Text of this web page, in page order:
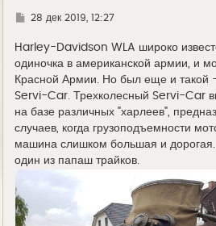
Г28 дек 2019, 12:27
Harley-Davidson WLA широко
одиночка в американской армии, и
Красной Армии. Но был еще и
Servi-Car. Трехколесный Servi-Car
на базе различных "харлеев",
случаев, когда грузоподъемности
машина слишком большая и дорогая.
один из папаш трайков.